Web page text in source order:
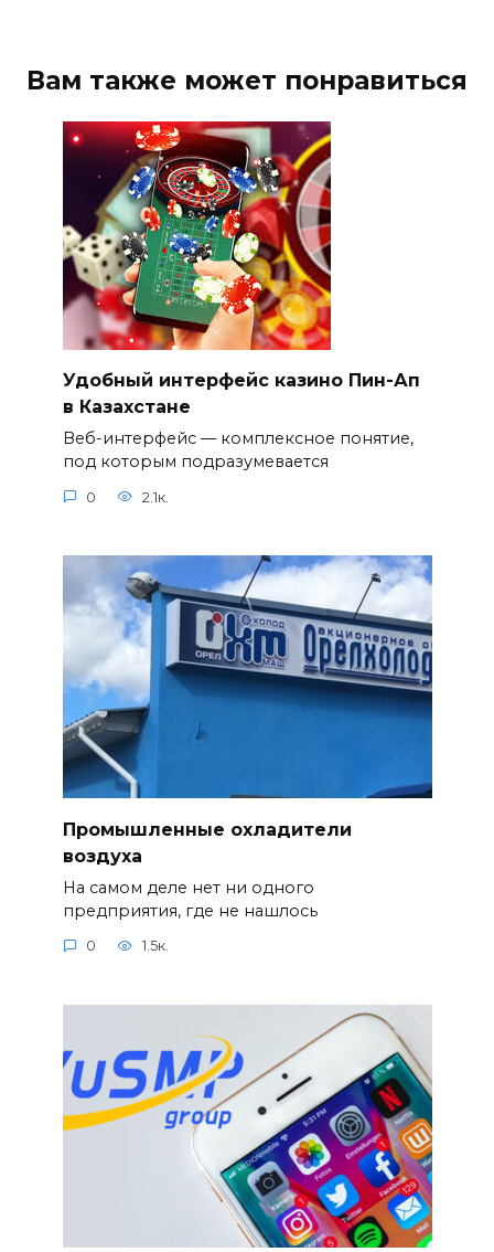
Вам также может понравиться
Удобный интерфейс казино Пин-Ап
в Казахстане
Веб-интерфейс — комплексное понятие,
под которым подразумевается
0 2.1к.
Промышленные охладители
воздуха
На самом деле нет ни одного
предприятия, где не нашлось
0 1.5к.